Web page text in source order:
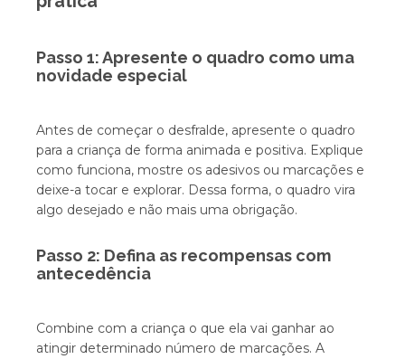
Passo 1: Apresente o quadro como uma
novidade especial
Antes de começar o desfralde, apresente o quadro
para a criança de forma animada e positiva. Explique
como funciona, mostre os adesivos ou marcações e
deixe-a tocar e explorar. Dessa forma, o quadro vira
algo desejado e não mais uma obrigação.
Passo 2: Defina as recompensas com
antecedência
Combine com a criança o que ela vai ganhar ao
atingir determinado número de marcações. A